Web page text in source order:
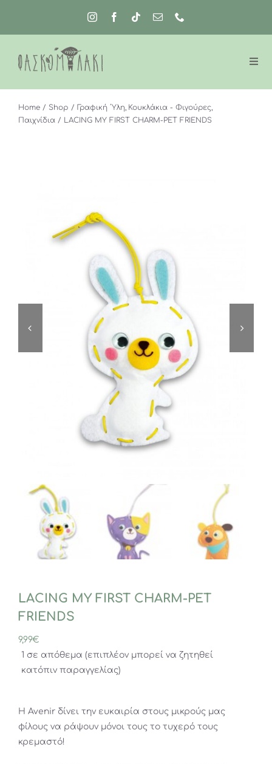
περιεχόμενο
Home Shop Γραφική ΄Υλη Κουκλάκια - Φιγούρες
Παιχνίδια
LACING MY FIRST CHARM-PET FRIENDS
LACING MY FIRST CHARM-PET
FRIENDS
9,99€
1 σε απόθεμα (επιπλέον μπορεί να ζητηθεί
κατόπιν παραγγελίας)
Η Avenir δίνει την ευκαιρία στους μικρούς μας
φίλους να ράψουν μόνοι τους το τυχερό τους
κρεμαστό!